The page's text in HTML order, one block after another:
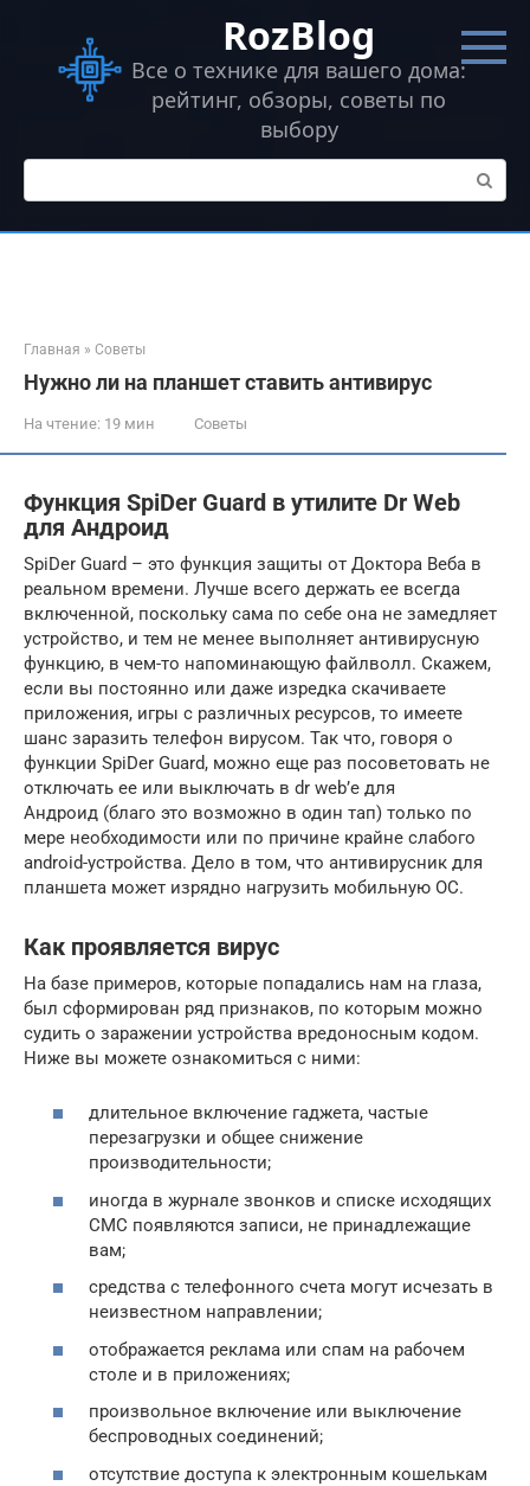
контенту
RozBlog
Все о технике для вашего дома:
рейтинг, обзоры, советы по
выбору
Поиск:
Главная » Советы
Нужно ли на планшет ставить антивирус
На чтение: 19 мин Советы
Функция SpiDer Guard в утилите Dr Web
для Андроид
SpiDer Guard – это функция защиты от Доктора Веба в
реальном времени. Лучше всего держать ее всегда
включенной, поскольку сама по себе она не замедляет
устройство, и тем не менее выполняет антивирусную
функцию, в чем-то напоминающую файлволл. Скажем,
если вы постоянно или даже изредка скачиваете
приложения, игры с различных ресурсов, то имеете
шанс заразить телефон вирусом. Так что, говоря о
функции SpiDer Guard, можно еще раз посоветовать не
отключать ее или выключать в dr web’е для
Андроид (благо это возможно в один тап) только по
мере необходимости или по причине крайне слабого
android-устройства. Дело в том, что антивирусник для
планшета может изрядно нагрузить мобильную ОС.
Как проявляется вирус
На базе примеров, которые попадались нам на глаза,
был сформирован ряд признаков, по которым можно
судить о заражении устройства вредоносным кодом.
Ниже вы можете ознакомиться с ними:
длительное включение гаджета, частые
перезагрузки и общее снижение
производительности;
иногда в журнале звонков и списке исходящих
СМС появляются записи, не принадлежащие
вам;
средства с телефонного счета могут исчезать в
неизвестном направлении;
отображается реклама или спам на рабочем
столе и в приложениях;
произвольное включение или выключение
беспроводных соединений;
отсутствие доступа к электронным кошелькам